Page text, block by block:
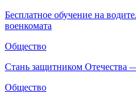
Бесплатное обучение на
военкомата
Общество
Стань защитником Отечества
Общество